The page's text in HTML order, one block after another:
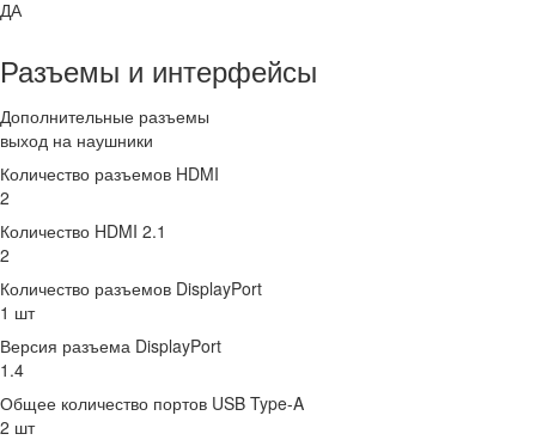
ДА
Разъемы и интерфейсы
Дополнительные разъемы
выход на наушники
Количество разъемов HDMI
2
Количество HDMI 2.1
2
Количество разъемов DisplayPort
1 шт
Версия разъема DisplayPort
1.4
Общее количество портов USB Type-A
2 шт